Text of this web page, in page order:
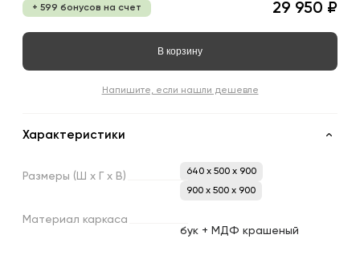
+ 599 бонусов на счет 29 950 ₽
В корзину
Напишите, если нашли дешевле
Характеристики
Размеры (Ш х х В)
640 x 500 x 900
900 x 500 x 900
Материал каркаса
бук + МДФ крашеный